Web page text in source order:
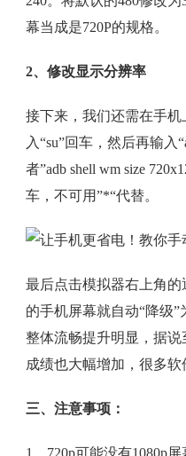
幕当成是720P的规格。
2、修改显示分辨率
接下来，我们还需在手机
入“su”回车，然后再输入
者”adb shell wm size
车，不可用”*“代替。
最后点击模拟器右上角
的手机屏幕就自动“降级”
整体流畅提升明显，据说
成绩也大幅增加，很多软
三、注意事项：
1、720p可能没有1080p